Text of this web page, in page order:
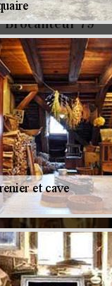
Brocanteur 79
de